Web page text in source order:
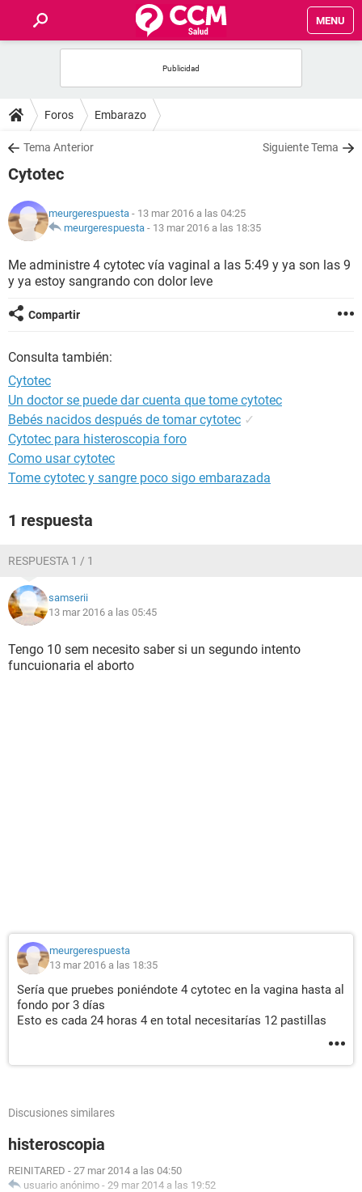
MENU
FOROS
SALUD
FAMILIA
NUTRICIÓN
BIENESTAR
SEXUALIDAD
GLOSARIO
Foros Embarazo
Tema Anterior Siguiente Tema
Cytotec
meurgerespuesta - 13 mar 2016 a las 04:25
meurgerespuesta - 13 mar 2016 a las 18:35
Me administre 4 cytotec vía vaginal a las 5:49 y ya son las 9
y ya estoy sangrando con dolor leve
Compartir
Consulta también:
Cytotec
Un doctor se puede dar cuenta que tome cytotec
Bebés nacidos después de tomar cytotec ✓
Cytotec para histeroscopia foro
Como usar cytotec
Tome cytotec y sangre poco sigo embarazada
1 respuesta
RESPUESTA 1 / 1
samserii
13 mar 2016 a las 05:45
Tengo 10 sem necesito saber si un segundo intento
funcuionaria el aborto
meurgerespuesta
13 mar 2016 a las 18:35
Sería que pruebes poniéndote 4 cytotec en la vagina hasta al
fondo por 3 días
Esto es cada 24 horas 4 en total necesitarías 12 pastillas
Discusiones similares
histeroscopia
REINITARED - 27 mar 2014 a las 04:50
usuario anónimo - 29 mar 2014 a las 19:52